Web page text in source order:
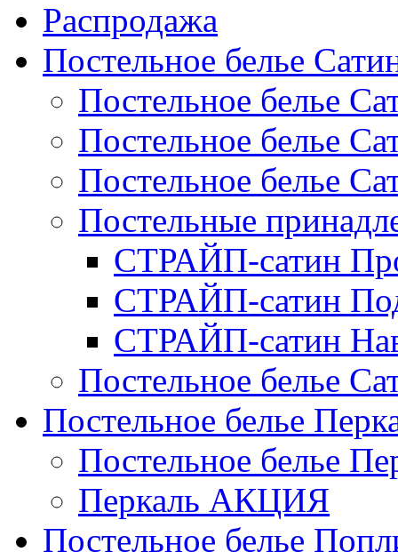
Распродажа
Постельное белье
Постельное белье
Постельное белье
Постельное белье
Постельные
СТРАЙП-сатин
СТРАЙП-сатин
СТРАЙП-сатин
Постельное белье
Постельное белье
Постельное белье
Перкаль АКЦИЯ
Постельное белье